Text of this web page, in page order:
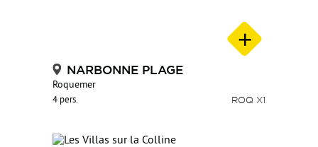
NARBONNE PLAGE
Roquemer
4 pers. ROQ X1